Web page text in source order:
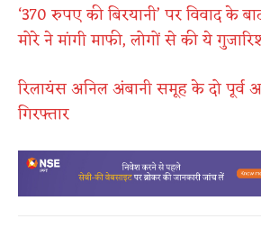
‘370 रुपए की बिरयानी’ पर विवाद के
मोरे ने मांगी माफी, लोगों से की ये
रिलायंस अनिल अंबानी समूह के दो पूर्व
गिरफ्तार